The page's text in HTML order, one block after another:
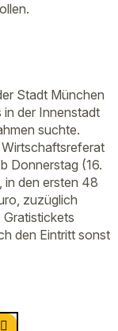
Stadt München
der Innenstadt
suchte.
Donnerstag (16.
in den ersten 48
zuzüglich
den Eintritt sonst